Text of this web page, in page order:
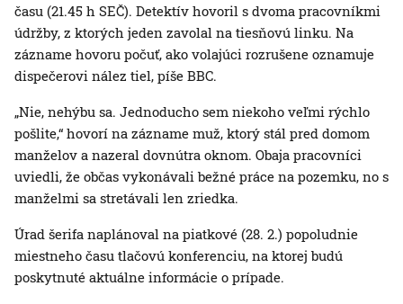
času (21.45 h SEČ). Detektív hovoril s dvoma pracovníkmi
údržby, z ktorých jeden zavolal na tiesňovú linku. Na
zázname hovoru počuť, ako volajúci rozrušene oznamuje
dispečerovi nález tiel, píše BBC.
„Nie, nehýbu sa. Jednoducho sem niekoho veľmi rýchlo
pošlite,“ hovorí na zázname muž, ktorý stál pred domom
manželov a nazeral dovnútra oknom. Obaja pracovníci
uviedli, že občas vykonávali bežné práce na pozemku, no s
manželmi sa stretávali len zriedka.
Úrad šerifa naplánoval na piatkové (28. 2.) popoludnie
miestneho času tlačovú konferenciu, na ktorej budú
poskytnuté aktuálne informácie o prípade.